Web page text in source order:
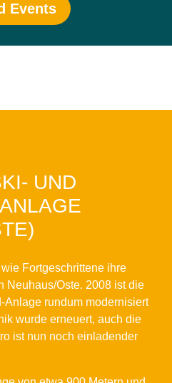
Events
UND
Fortgeschrittene ihre
Neuhaus/Oste. 2008 ist die
Anlage rundum modernisiert
wurde erneuert, auch die
ist nun noch einladender